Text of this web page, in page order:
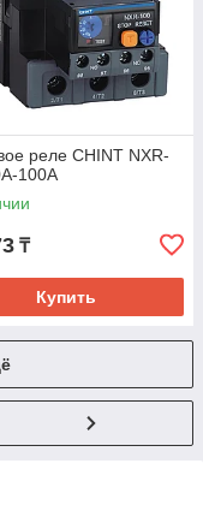
реле CHINT NXR-
100A
₸
Купить